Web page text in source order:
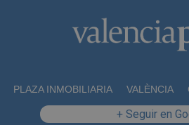
PLAZA INMOBILIARIA VALÈNCIA
+ Seguir en